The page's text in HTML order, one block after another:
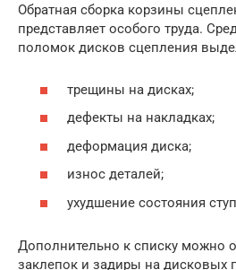
Обратная сборка корзины
представляет особого труда.
поломок дисков сцепления
трещины на дисках;
дефекты на накладках;
деформация диска;
износ деталей;
ухудшение состояния
Дополнительно к списку можно
заклепок и задиры на дисковых